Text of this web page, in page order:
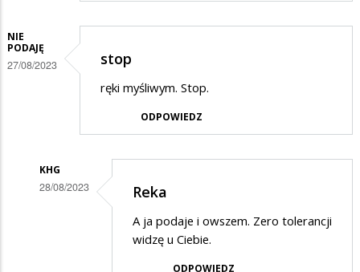
NIE
PODAJĘ
27/08/2023 stop
ręki myśliwym. Stop.
ODPOWIEDZ
KHG
28/08/2023 Reka
A ja podaje i owszem. Zero tolerancji
widzę u Ciebie.
ODPOWIEDZ